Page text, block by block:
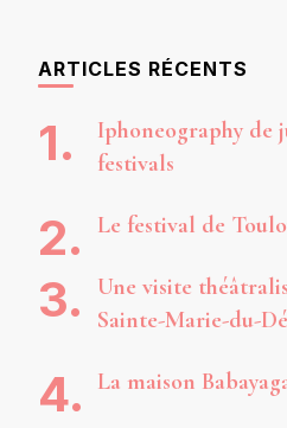
ARTICLES RÉCENTS
Iphoneography de
festivals
Le festival de
Une visite
Sainte-Marie-du-
La maison